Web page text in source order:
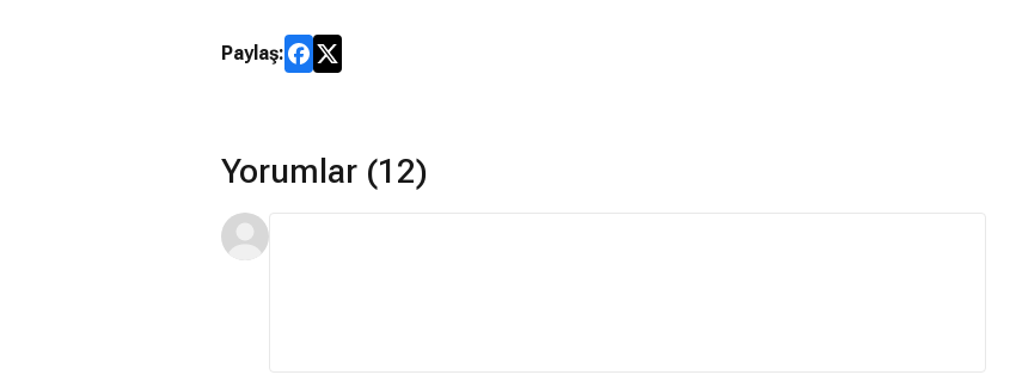
Paylaş:
Yorumlar (12)